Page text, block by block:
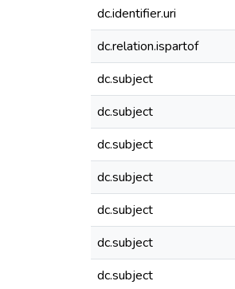
dc.identifier.uri
dc.relation.ispartof
dc.subject
dc.subject
dc.subject
dc.subject
dc.subject
dc.subject
dc.subject